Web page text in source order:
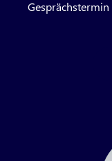
Gesprächstermin